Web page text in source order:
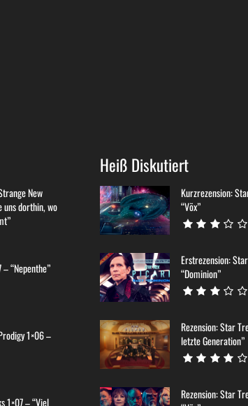
New
uns dorthin, wo
“Nepenthe”
1×06 –
1×07 – “Viel
Heiß Diskutiert
Kurzrezension:
“Võx”
Erstrezension:
“Dominion”
Rezension: Star
letzte Generation”
Rezension: Star